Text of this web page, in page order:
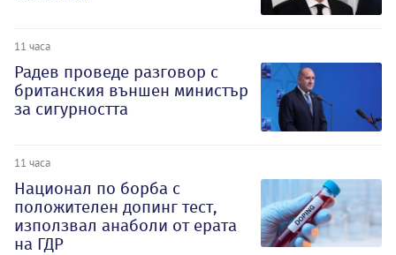
11 часа
Радев проведе разговор с
британския външен министър
за сигурността
11 часа
Национал по борба с
положителен допинг тест,
използвал анаболи от ерата
на ГДР